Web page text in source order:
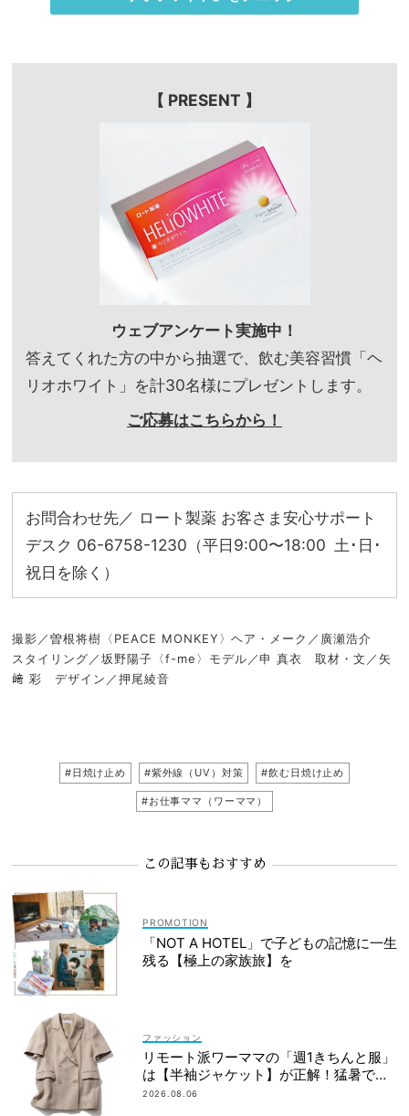
【 PRESENT 】
ウェブアンケート実施中！
答えてくれた方の中から抽選で、飲む美容習慣「ヘ
リオホワイト」を計30名様にプレゼントします。
ご応募はこちらから！
お問合わせ先／ ロート製薬 お客さま安心サポート
デスク 06-6758-1230（平日9:00〜18:00 土･日･
祝日を除く）
撮影／曽根将樹〈PEACE MONKEY〉ヘア・メーク／廣瀬浩介
スタイリング／坂野陽子〈f-me〉モデル／申 真衣 取材・文／矢
﨑 彩 デザイン／押尾綾音
#日焼け止め #紫外線（UV）対策 #飲む日焼け止め
#お仕事ママ（ワーママ）
この記事もおすすめ
「NOT A HOTEL」で子どもの記憶に一生
残る【極上の家族旅】を
ファッション
リモート派ワーママの「週1きちんと服」
は【半袖ジャケット】が正解！猛暑でも
涼しい名品5選
2026.08.06